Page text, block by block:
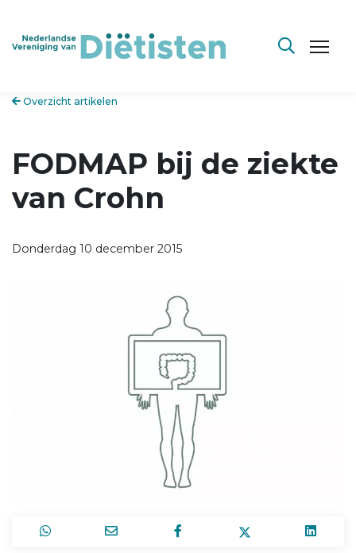
Overzicht artikelen
FODMAP bij de ziekte
van Crohn
Donderdag 10 december 2015